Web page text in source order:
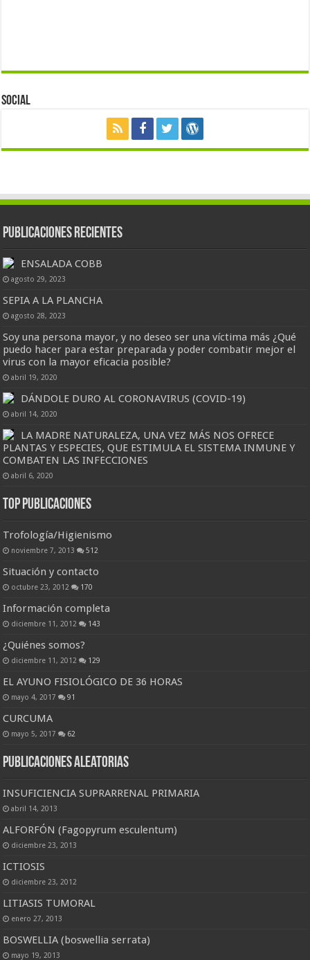
Social
Publicaciones Recientes
ENSALADA COBB
agosto 29, 2023
SEPIA A LA PLANCHA
agosto 28, 2023
Soy una persona mayor, y no deseo ser una víctima más ¿Qué
puedo hacer para estar preparada y poder combatir mejor el
virus con la mayor eficacia posible?
abril 19, 2020
DÁNDOLE DURO AL CORONAVIRUS (COVID-19)
abril 14, 2020
LA MADRE NATURALEZA, UNA VEZ MÁS NOS OFRECE
PLANTAS Y ESPECIES, QUE ESTIMULA EL SISTEMA INMUNE Y
COMBATEN LAS INFECCIONES
abril 6, 2020
Top Publicaciones
Trofología/Higienismo
noviembre 7, 2013 512
Situación y contacto
octubre 23, 2012 170
Información completa
diciembre 11, 2012 143
¿Quiénes somos?
diciembre 11, 2012 129
EL AYUNO FISIOLÓGICO DE 36 HORAS
mayo 4, 2017 91
CURCUMA
mayo 5, 2017 62
Publicaciones Aleatorias
INSUFICIENCIA SUPRARRENAL PRIMARIA
abril 14, 2013
ALFORFÓN (Fagopyrum esculentum)
diciembre 23, 2013
ICTIOSIS
diciembre 23, 2012
LITIASIS TUMORAL
enero 27, 2013
BOSWELLIA (boswellia serrata)
mayo 19, 2013